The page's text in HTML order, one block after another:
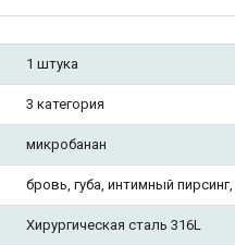
1 штука
3 категория
микробанан
бровь, губа, интимный
Хирургическая сталь 316L